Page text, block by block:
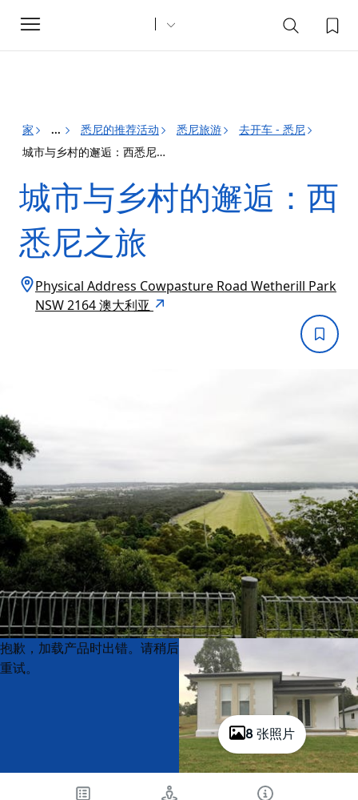
Toggle
navigation
家 ... 悉尼的推荐活动 悉尼旅游
去开车 - 悉尼
城市与乡村的邂逅：西悉尼之旅
城市与乡村的邂逅：西
悉尼之旅
Physical Address Cowpasture Road Wetherill Park
NSW 2164 澳大利亚
8 张照片
Product
List
Product
List
抱歉，加载产品时出错。请稍后
重试。